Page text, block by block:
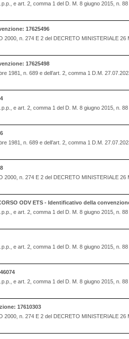
e art. 2, comma 1 del D. M. 8 giugno 2015, n.
17625496
n. 274 E 2 del DECRETO MINISTERIALE 26
17625498
1981, n. 689 e dell’art. 2, comma 1 D.M.
e art. 2, comma 1 del D. M. 8 giugno 2015, n.
1981, n. 689 e dell’art. 2, comma 1 D.M.
n. 274 E 2 del DECRETO MINISTERIALE 26
ODV ETS - Identificativo della
e art. 2, comma 1 del D. M. 8 giugno 2015, n.
e art. 2, comma 1 del D. M. 8 giugno 2015, n.
e art. 2, comma 1 del D. M. 8 giugno 2015, n.
17610303
n. 274 E 2 del DECRETO MINISTERIALE 26